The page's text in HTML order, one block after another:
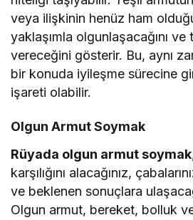
veya ilişkinin henüz ham
yaklaşımla olgunlaşacağını ve
vereceğini gösterir. Bu, aynı
bir konuda iyileşme sürecine
işareti olabilir.
Olgun Armut Soymak
Rüyada olgun armut soymak
karşılığını alacağınız,
ve beklenen sonuçlara
Olgun armut, bereket, bolluk